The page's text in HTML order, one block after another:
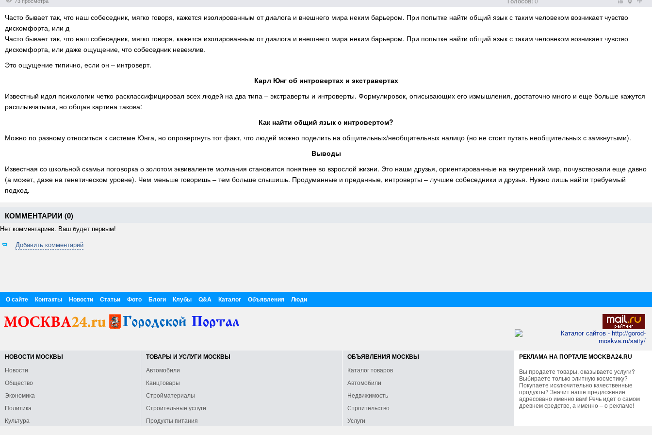
Часто бывает так, что наш собеседник, мягко говоря, кажется изолированным от диалога и внешнего мира неким барьером. При попытке найти общий язык с таким человеком возникает чувство
дискомфорта, или д
Часто бывает так, что наш собеседник, мягко говоря, кажется изолированным от диалога и внешнего мира неким барьером. При попытке найти общий язык с таким человеком возникает чувство
дискомфорта, или даже ощущение, что собеседник невежлив.
Это ощущение типично, если он – интроверт.
Карл Юнг об интровертах и экстравертах
Известный идол психологии четко расклассифицировал всех людей на два типа – экстраверты и интроверты. Формулировок, описывающих его измышления, достаточно много и еще больше кажутся
расплывчатыми, но общая картина такова:
Как найти общий язык с интровертом?
Можно по разному относиться к системе Юнга, но опровергнуть тот факт, что людей можно поделить на общительных/необщительных налицо (но не стоит путать необщительных с замкнутыми).
Выводы
Известная со школьной скамьи поговорка о золотом эквиваленте молчания становится понятнее во взрослой жизни. Это наши друзья, ориентированные на внутренний мир, почувствовали еще давно
(а может, даже на генетическом уровне). Чем меньше говоришь – тем больше слышишь. Продуманные и преданные, интроверты – лучшие собеседники и друзья. Нужно лишь найти требуемый
подход.
КОММЕНТАРИИ (0)
Нет комментариев. Ваш будет первым!
Добавить комментарий
О сайте Контакты Новости Статьи Фото Блоги Клубы Q&A Каталог Объявления Люди
НОВОСТИ МОСКВЫ
Новости
Общество
Экономика
Политика
Культура
ТОВАРЫ И УСЛУГИ МОСКВЫ
Автомобили
Канцтовары
Стройматериалы
Строительные услуги
Продукты питания
ОБЪЯВЛЕНИЯ МОСКВЫ
Каталог товаров
Автомобили
Недвижимость
Строительство
Услуги
РЕКЛАМА НА ПОРТАЛЕ MOCKBA24.RU
Вы продаете товары, оказываете услуги?
Выбираете только элитную косметику?
Покупаете исключительно качественные
продукты? Значит наше предложение
адресовано именно вам! Речь идет о самом
древнем средстве, а именно – о рекламе!